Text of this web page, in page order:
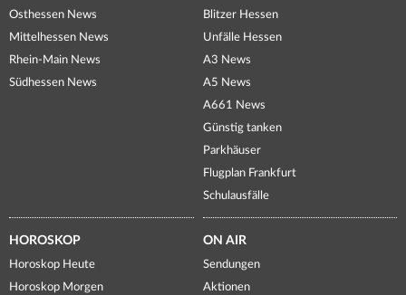
Osthessen News
Mittelhessen News
Rhein-Main News
Südhessen News
Blitzer Hessen
Unfälle Hessen
A3 News
A5 News
A661 News
Günstig tanken
Parkhäuser
Flugplan Frankfurt
Schulausfälle
HOROSKOP
Horoskop Heute
Horoskop Morgen
ON AIR
Sendungen
Aktionen